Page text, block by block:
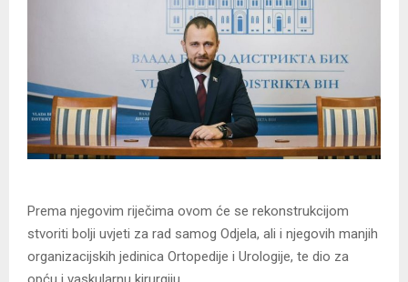
Prema njegovim riječima ovom će se rekonstrukcijom
stvoriti bolji uvjeti za rad samog Odjela, ali i njegovih manjih
organizacijskih jedinica Ortopedije i Urologije, te dio za